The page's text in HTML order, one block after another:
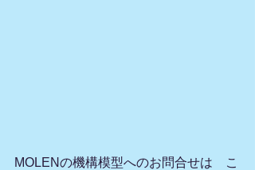
MOLENの機構模型へのお問合せは　こ